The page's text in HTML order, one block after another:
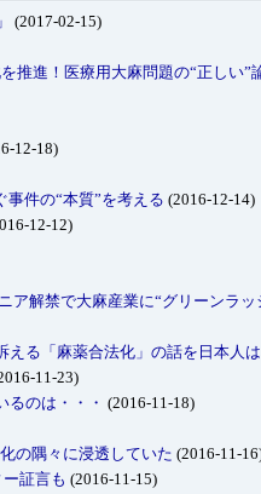
(2017-02-15)
推進！医療用大麻問題の“正しい”
12-18)
件の“本質”を考える (2016-12-14)
12-12)
解禁で大麻産業に“グリーンラッ
る「麻薬合法化」の話を日本人
11-23)
るのは・・・ (2016-11-18)
の隅々に浸透していた (2016-11-
証言も (2016-11-15)